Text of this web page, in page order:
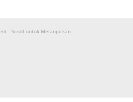
- Scroll untuk Melanjutkan